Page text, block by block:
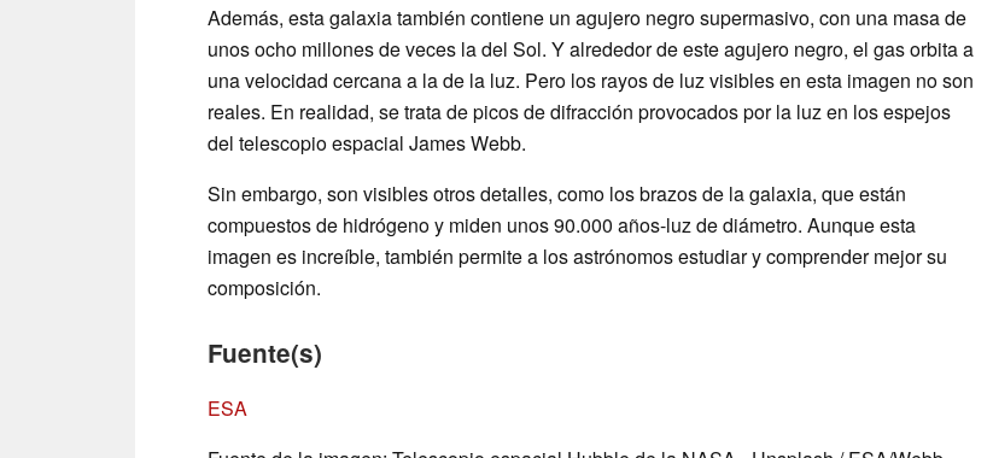
Además, esta galaxia también contiene un agujero negro supermasivo, con una masa de
unos ocho millones de veces la del Sol. Y alrededor de este agujero negro, el gas orbita a
una velocidad cercana a la de la luz. Pero los rayos de luz visibles en esta imagen no son
reales. En realidad, se trata de picos de difracción provocados por la luz en los espejos
del telescopio espacial James Webb.
Sin embargo, son visibles otros detalles, como los brazos de la galaxia, que están
compuestos de hidrógeno y miden unos 90.000 años-luz de diámetro. Aunque esta
imagen es increíble, también permite a los astrónomos estudiar y comprender mejor su
composición.
Fuente(s)
ESA